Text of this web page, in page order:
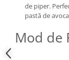
de piper.
pastă de
Mod de